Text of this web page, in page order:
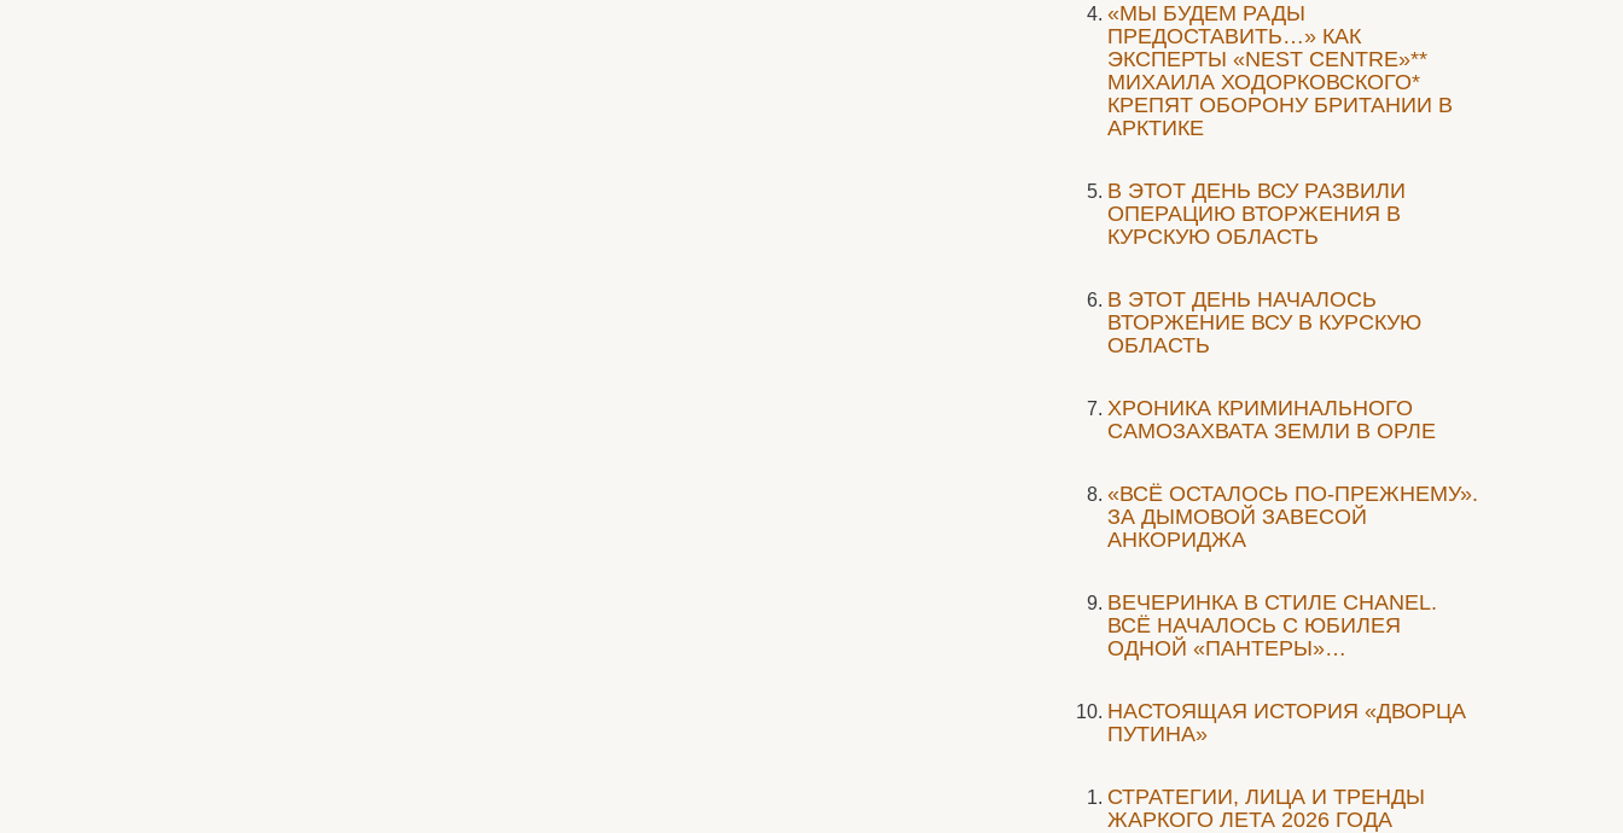
«МЫ БУДЕМ РАДЫ
ПРЕДОСТАВИТЬ…» КАК
ЭКСПЕРТЫ «NEST CENTRE»**
МИХАИЛА ХОДОРКОВСКОГО*
КРЕПЯТ ОБОРОНУ БРИТАНИИ В
АРКТИКЕ
В ЭТОТ ДЕНЬ ВСУ РАЗВИЛИ
ОПЕРАЦИЮ ВТОРЖЕНИЯ В
КУРСКУЮ ОБЛАСТЬ
В ЭТОТ ДЕНЬ НАЧАЛОСЬ
ВТОРЖЕНИЕ ВСУ В КУРСКУЮ
ОБЛАСТЬ
ХРОНИКА КРИМИНАЛЬНОГО
САМОЗАХВАТА ЗЕМЛИ В ОРЛЕ
«ВСЁ ОСТАЛОСЬ ПО-ПРЕЖНЕМУ».
ЗА ДЫМОВОЙ ЗАВЕСОЙ
АНКОРИДЖА
ВЕЧЕРИНКА В СТИЛЕ СHANEL.
ВСЁ НАЧАЛОСЬ С ЮБИЛЕЯ
ОДНОЙ «ПАНТЕРЫ»…
НАСТОЯЩАЯ ИСТОРИЯ «ДВОРЦА
ПУТИНА»
СТРАТЕГИИ, ЛИЦА И ТРЕНДЫ
ЖАРКОГО ЛЕТА 2026 ГОДА